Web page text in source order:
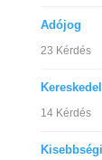
Adójog
23 Kérdés
14 Kérdés